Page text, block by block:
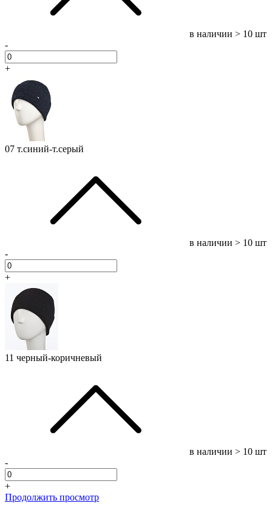
в наличии > 10 шт
-
+
07 т.синий-т.серый
в наличии > 10 шт
-
+
11 черный-коричневый
в наличии > 10 шт
-
+
Продолжить просмотр